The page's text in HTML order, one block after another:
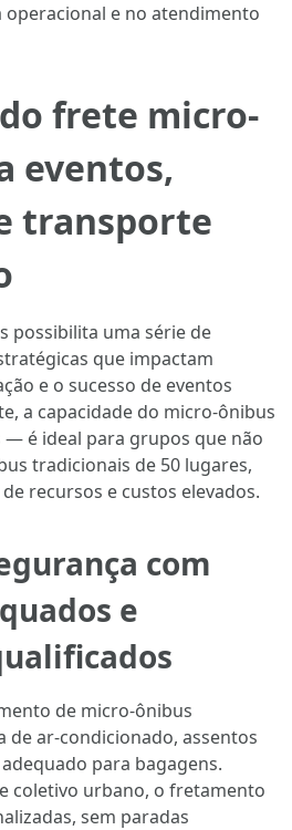
operacional e no atendimento
frete micro-
eventos,
transporte
possibilita uma série de
que impactam
e o sucesso de eventos
a capacidade do micro-ônibus
é ideal para grupos que não
tradicionais de 50 lugares,
recursos e custos elevados.
com
e
de micro-ônibus
de ar-condicionado, assentos
para bagagens.
coletivo urbano, o fretamento
sem paradas